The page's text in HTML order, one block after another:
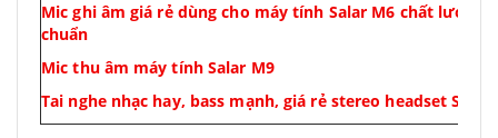
Mic ghi âm giá rẻ dùng cho máy tính Salar M6 chất lượng
chuẩn
Mic thu âm máy tính Salar M9
Tai nghe nhạc hay, bass mạnh, giá rẻ stereo headset Salar